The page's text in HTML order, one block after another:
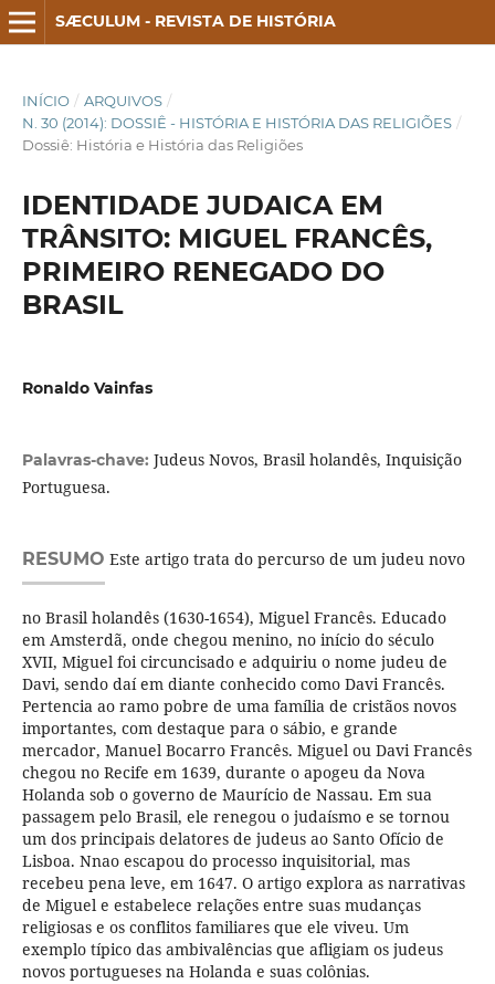
SÆCULUM - REVISTA DE HISTÓRIA
INÍCIO / ARQUIVOS /
N. 30 (2014): DOSSIÊ - HISTÓRIA E HISTÓRIA DAS RELIGIÕES /
Dossiê: História e História das Religiões
IDENTIDADE JUDAICA EM
TRÂNSITO: MIGUEL FRANCÊS,
PRIMEIRO RENEGADO DO
BRASIL
Ronaldo Vainfas
Palavras-chave: Judeus Novos, Brasil holandês, Inquisição
Portuguesa.
RESUMO Este artigo trata do percurso de um judeu novo
no Brasil holandês (1630-1654), Miguel Francês. Educado
em Amsterdã, onde chegou menino, no início do século
XVII, Miguel foi circuncisado e adquiriu o nome judeu de
Davi, sendo daí em diante conhecido como Davi Francês.
Pertencia ao ramo pobre de uma família de cristãos novos
importantes, com destaque para o sábio, e grande
mercador, Manuel Bocarro Francês. Miguel ou Davi Francês
chegou no Recife em 1639, durante o apogeu da Nova
Holanda sob o governo de Maurício de Nassau. Em sua
passagem pelo Brasil, ele renegou o judaísmo e se tornou
um dos principais delatores de judeus ao Santo Ofício de
Lisboa. Nnao escapou do processo inquisitorial, mas
recebeu pena leve, em 1647. O artigo explora as narrativas
de Miguel e estabelece relações entre suas mudanças
religiosas e os conflitos familiares que ele viveu. Um
exemplo típico das ambivalências que afligiam os judeus
novos portugueses na Holanda e suas colônias.